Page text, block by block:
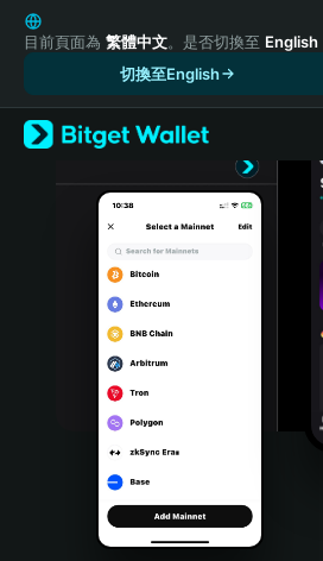
English
日本語
Русский
Español (Latinoamérica)
Türkçe
Português (Portugal)
Bahasa Indonesia
Português (Brasil)
Español (Argentina)
目前頁面為 繁體中文。是否切換至 English
切換至English